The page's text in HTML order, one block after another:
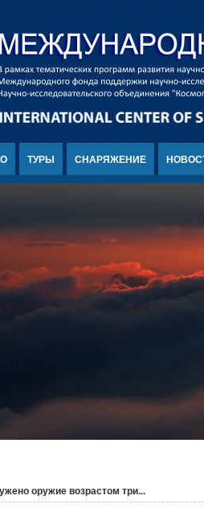
ТУРЫ СНАРЯЖЕНИЕ
оружие возрастом три...